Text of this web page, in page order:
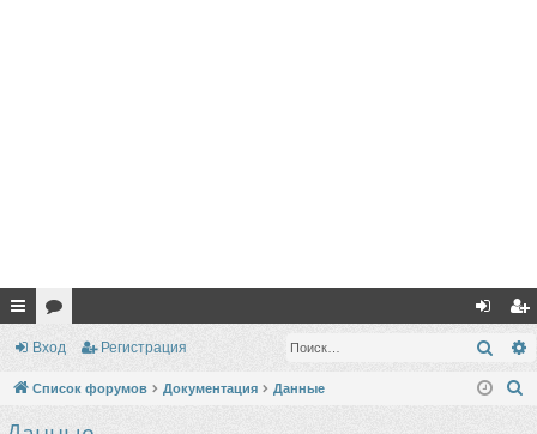
с
ы
ор хо
д
ег
ис
Вход Регистрация
Список форумов Документация Данные